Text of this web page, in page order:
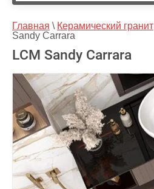
Главная \ Керамический гранит
Sandy Carrara
LCM Sandy Carrara